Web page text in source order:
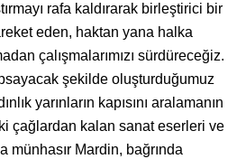
rafa kaldırarak birleştirici bir
eden, haktan yana halka
çalışmalarımızı sürdüreceğiz.
şekilde oluşturduğumuz
yarınların kapısını aralamanın
çağlardan kalan sanat eserleri ve
münhasır Mardin, bağrında